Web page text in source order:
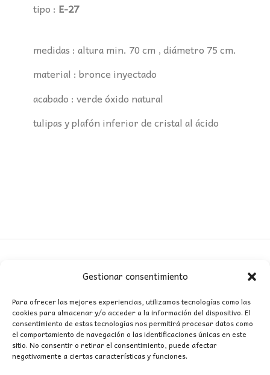
Gestionar consentimiento
Para ofrecer las mejores experiencias, utilizamos tecnologías como las
cookies para almacenar y/o acceder a la información del dispositivo. El
consentimiento de estas tecnologías nos permitirá procesar datos como
el comportamiento de navegación o las identificaciones únicas en este
sitio. No consentir o retirar el consentimiento, puede afectar
negativamente a ciertas características y funciones.
tipo : E-27
medidas : altura min. 70 cm , diámetro 75 cm.
material : bronce inyectado
acabado : verde óxido natural
tulipas y plafón inferior de cristal al ácido
MI CUENTA
INFORMACIÓN